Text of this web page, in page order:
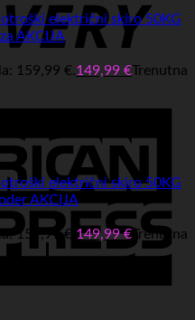
električni skiro 50KG
AKCIJA
159,99 €.149,99 €Trenutna
električni skiro 50KG
AKCIJA
159,99 €. 149,99€ Trenutna